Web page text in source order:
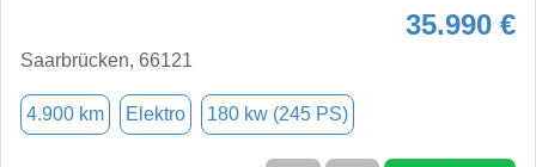
35.990 €
Saarbrücken, 66121
4.900 km Elektro 180 kw (245 PS)